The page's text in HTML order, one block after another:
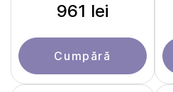
961 lei
Cumpără